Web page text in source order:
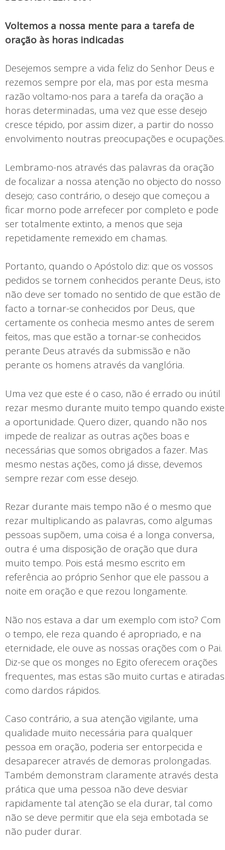
Voltemos a nossa mente para a tarefa de
oração às horas indicadas
Desejemos sempre a vida feliz do Senhor Deus e
rezemos sempre por ela, mas por esta mesma
razão voltamo-nos para a tarefa da oração a
horas determinadas, uma vez que esse desejo
cresce tépido, por assim dizer, a partir do nosso
envolvimento noutras preocupações e ocupações.
Lembramo-nos através das palavras da oração
de focalizar a nossa atenção no objecto do nosso
desejo; caso contrário, o desejo que começou a
ficar morno pode arrefecer por completo e pode
ser totalmente extinto, a menos que seja
repetidamente remexido em chamas.
Portanto, quando o Apóstolo diz: que os vossos
pedidos se tornem conhecidos perante Deus, isto
não deve ser tomado no sentido de que estão de
facto a tornar-se conhecidos por Deus, que
certamente os conhecia mesmo antes de serem
feitos, mas que estão a tornar-se conhecidos
perante Deus através da submissão e não
perante os homens através da vanglória.
Uma vez que este é o caso, não é errado ou inútil
rezar mesmo durante muito tempo quando existe
a oportunidade. Quero dizer, quando não nos
impede de realizar as outras ações boas e
necessárias que somos obrigados a fazer. Mas
mesmo nestas ações, como já disse, devemos
sempre rezar com esse desejo.
Rezar durante mais tempo não é o mesmo que
rezar multiplicando as palavras, como algumas
pessoas supõem, uma coisa é a longa conversa,
outra é uma disposição de oração que dura
muito tempo. Pois está mesmo escrito em
referência ao próprio Senhor que ele passou a
noite em oração e que rezou longamente.
Não nos estava a dar um exemplo com isto? Com
o tempo, ele reza quando é apropriado, e na
eternidade, ele ouve as nossas orações com o Pai.
Diz-se que os monges no Egito oferecem orações
frequentes, mas estas são muito curtas e atiradas
como dardos rápidos.
Caso contrário, a sua atenção vigilante, uma
qualidade muito necessária para qualquer
pessoa em oração, poderia ser entorpecida e
desaparecer através de demoras prolongadas.
Também demonstram claramente através desta
prática que uma pessoa não deve desviar
rapidamente tal atenção se ela durar, tal como
não se deve permitir que ela seja embotada se
não puder durar.